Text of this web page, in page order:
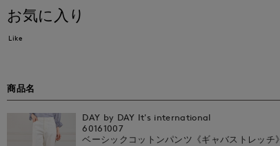
お気に入り
Like
商品名
DAY by DAY It's international
60161007
ベーシックコットンパンツ《ギャバストレッチ》